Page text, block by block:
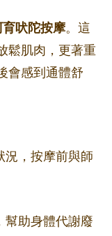
育吠陀按摩。這
鬆肌肉，更著重
會感到通體舒
況，按摩前與師
幫助身體代謝廢